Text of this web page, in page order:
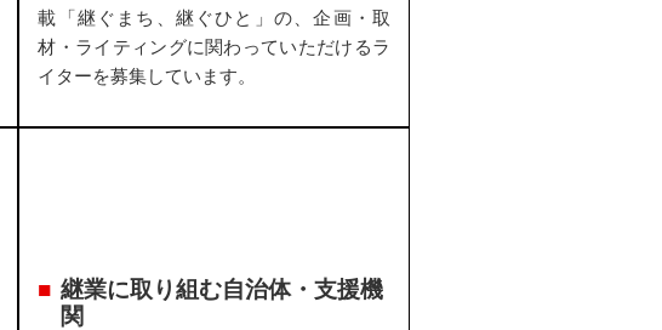
載「継ぐまち、継ぐひと」の、企画・取
材・ライティングに関わっていただけるラ
イターを募集しています。
継業に取り組む自治体・支援機
関